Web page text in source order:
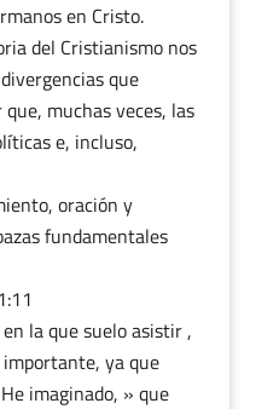
en Cristo.
del Cristianismo nos
que
muchas veces, las
e, incluso,
oración y
fundamentales
la que suelo asistir ,
ya que
imaginado, » que